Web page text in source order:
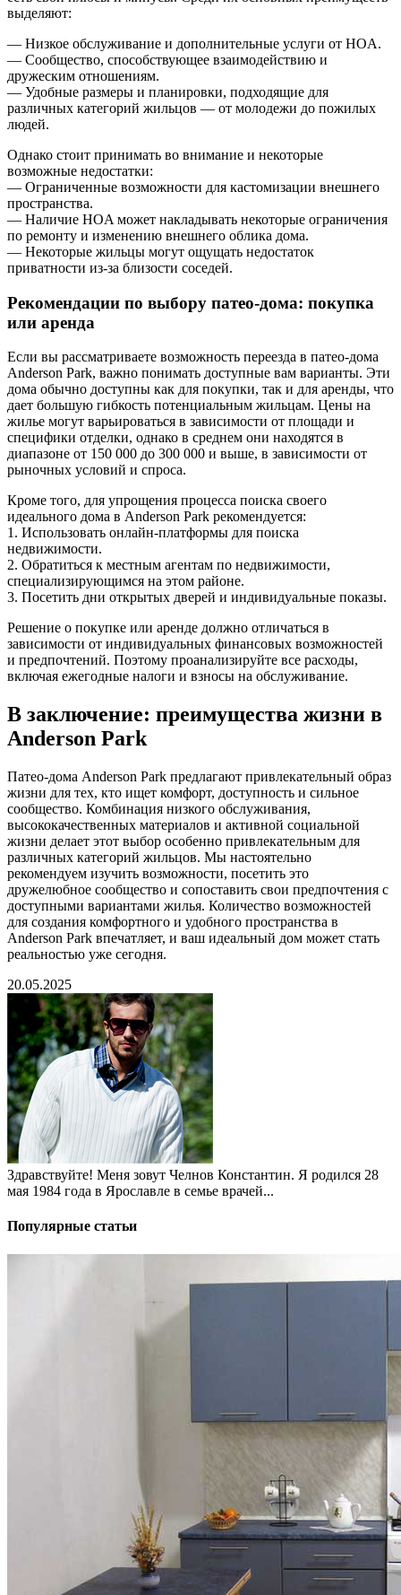
выделяют:
— Низкое обслуживание и дополнительные услуги от HOA.
— Сообщество, способствующее взаимодействию и
дружеским отношениям.
— Удобные размеры и планировки, подходящие для
различных категорий жильцов — от молодежи до пожилых
людей.
Однако стоит принимать во внимание и некоторые
возможные недостатки:
— Ограниченные возможности для кастомизации внешнего
пространства.
— Наличие HOA может накладывать некоторые ограничения
по ремонту и изменению внешнего облика дома.
— Некоторые жильцы могут ощущать недостаток
приватности из-за близости соседей.
Рекомендации по выбору патео-дома: покупка
или аренда
Если вы рассматриваете возможность переезда в патео-дома
Anderson Park, важно понимать доступные вам варианты. Эти
дома обычно доступны как для покупки, так и для аренды, что
дает большую гибкость потенциальным жильцам. Цены на
жилье могут варьироваться в зависимости от площади и
специфики отделки, однако в среднем они находятся в
диапазоне от 150 000 до 300 000 и выше, в зависимости от
рыночных условий и спроса.
Кроме того, для упрощения процесса поиска своего
идеального дома в Anderson Park рекомендуется:
1. Использовать онлайн-платформы для поиска
недвижимости.
2. Обратиться к местным агентам по недвижимости,
специализирующимся на этом районе.
3. Посетить дни открытых дверей и индивидуальные показы.
Решение о покупке или аренде должно отличаться в
зависимости от индивидуальных финансовых возможностей
и предпочтений. Поэтому проанализируйте все расходы,
включая ежегодные налоги и взносы на обслуживание.
В заключение: преимущества жизни в
Anderson Park
Патео-дома Anderson Park предлагают привлекательный образ
жизни для тех, кто ищет комфорт, доступность и сильное
сообщество. Комбинация низкого обслуживания,
высококачественных материалов и активной социальной
жизни делает этот выбор особенно привлекательным для
различных категорий жильцов. Мы настоятельно
рекомендуем изучить возможности, посетить это
дружелюбное сообщество и сопоставить свои предпочтения с
доступными вариантами жилья. Количество возможностей
для создания комфортного и удобного пространства в
Anderson Park впечатляет, и ваш идеальный дом может стать
реальностью уже сегодня.
20.05.2025
Здравствуйте! Меня зовут Челнов Константин. Я родился 28
мая 1984 года в Ярославле в семье врачей...
Популярные статьи